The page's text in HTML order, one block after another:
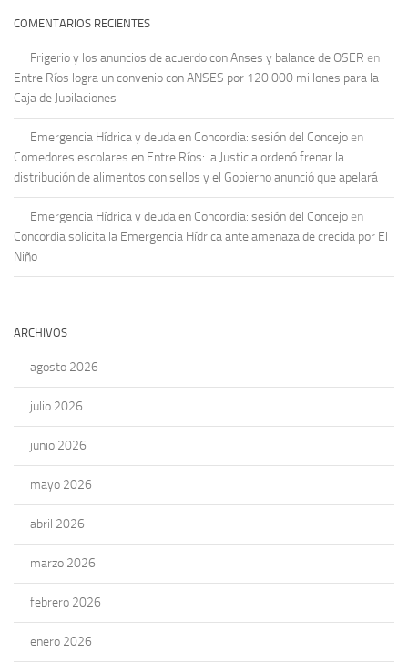
COMENTARIOS RECIENTES
Frigerio y los anuncios de acuerdo con Anses y balance de OSER en
Entre Ríos logra un convenio con ANSES por 120.000 millones para la
Caja de Jubilaciones
Emergencia Hídrica y deuda en Concordia: sesión del Concejo en
Comedores escolares en Entre Ríos: la Justicia ordenó frenar la
distribución de alimentos con sellos y el Gobierno anunció que apelará
Emergencia Hídrica y deuda en Concordia: sesión del Concejo en
Concordia solicita la Emergencia Hídrica ante amenaza de crecida por El
Niño
ARCHIVOS
agosto 2026
julio 2026
junio 2026
mayo 2026
abril 2026
marzo 2026
febrero 2026
enero 2026